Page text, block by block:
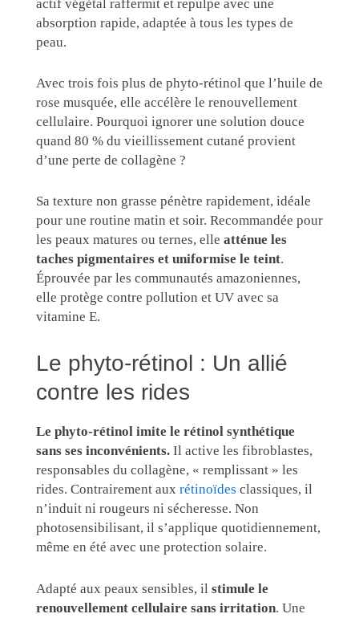
actif végétal raffermit et repulpe avec une
absorption rapide, adaptée à tous les types de
peau.
Avec trois fois plus de phyto-rétinol que l’huile de
rose musquée, elle accélère le renouvellement
cellulaire. Pourquoi ignorer une solution douce
quand 80 % du vieillissement cutané provient
d’une perte de collagène ?
Sa texture non grasse pénètre rapidement, idéale
pour une routine matin et soir. Recommandée pour
les peaux matures ou ternes, elle atténue les
taches pigmentaires et uniformise le teint.
Éprouvée par les communautés amazoniennes,
elle protège contre pollution et UV avec sa
vitamine E.
Le phyto-rétinol : Un allié
contre les rides
Le phyto-rétinol imite le rétinol synthétique
sans ses inconvénients. Il active les fibroblastes,
responsables du collagène, « remplissant » les
rides. Contrairement aux rétinoïdes classiques, il
n’induit ni rougeurs ni sécheresse. Non
photosensibilisant, il s’applique quotidiennement,
même en été avec une protection solaire.
Adapté aux peaux sensibles, il stimule le
renouvellement cellulaire sans irritation. Une